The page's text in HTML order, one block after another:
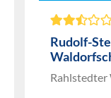
Rudolf-
Rahlstedter